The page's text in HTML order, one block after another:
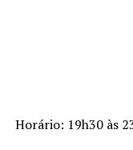
Horário: 19h30 às